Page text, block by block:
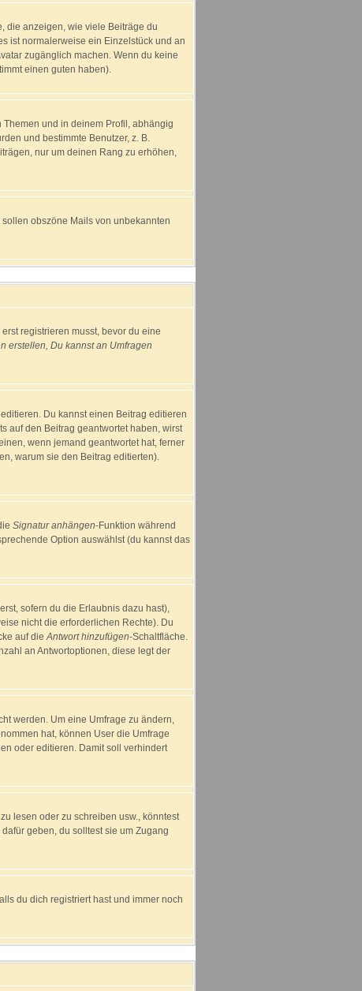
die anzeigen, wie viele Beiträge du
ist normalerweise ein Einzelstück und an
zugänglich machen. Wenn du keine
einen guten haben).
und in deinem Profil, abhängig
und bestimmte Benutzer, z. B.
nur um deinen Rang zu erhöhen,
obszöne Mails von unbekannten
registrieren musst, bevor du eine
erstellen, Du kannst an Umfragen
Du kannst einen Beitrag editieren
auf den Beitrag geantwortet haben, wirst
wenn jemand geantwortet hat, ferner
warum sie den Beitrag editierten).
Signatur anhängen-Funktion während
Option auswählst (du kannst das
sofern du die Erlaubnis dazu hast),
nicht die erforderlichen Rechte). Du
auf dieAntwort hinzufügen-Schaltfläche.
an Antwortoptionen, diese legt der
werden. Um eine Umfrage zu ändern,
hat, können User die Umfrage
oder editieren. Damit soll verhindert
lesen oder zu schreiben usw., könntest
geben, du solltest sie um Zugang
du dich registriert hast und immer noch